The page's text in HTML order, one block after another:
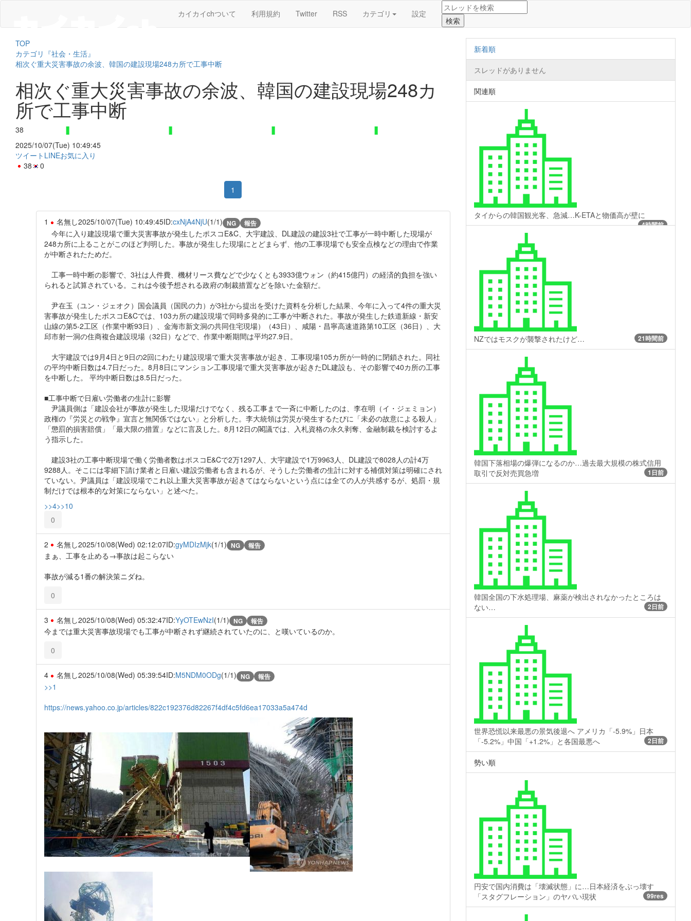
カイカイchついて 利用規約 Twitter RSS カテゴリ 設定
TOP
カテゴリ『社会・生活』
相次ぐ重大災害事故の余波、韓国の建設現場248カ所で工事中断
相次ぐ重大災害事故の余波、韓国の建設現場248カ
所で工事中断
38
2025/10/07(Tue) 10:49:45
ツイート LINEお気に入り
38
0
1
1 名無し2025/10/07(Tue) 10:49:45ID:cxNjA4NjU(1/1) NG 報告
今年に入り建設現場で重大災害事故が発生したポスコE&C、大宇建設、DL建設の建設3社で工事が一時中断した現場が
248カ所に上ることがこのほど判明した。事故が発生した現場にとどまらず、他の工事現場でも安全点検などの理由で作業
が中断されたためだ。
工事一時中断の影響で、3社は人件費、機材リース費などで少なくとも3933億ウォン（約415億円）の経済的負担を強い
られると試算されている。これは今後予想される政府の制裁措置などを除いた金額だ。
尹在玉（ユン・ジェオク）国会議員（国民の力）が3社から提出を受けた資料を分析した結果、今年に入って4件の重大災
害事故が発生したポスコE&Cでは、103カ所の建設現場で同時多発的に工事が中断された。事故が発生した鉄道新線・新安
山線の第5-2工区（作業中断93日）、金海市新文洞の共同住宅現場）（43日）、咸陽・昌寧高速道路第10工区（36日）、大
邱市射一洞の住商複合建設現場（32日）などで、作業中断期間は平均27.9日。
大宇建設では9月4日と9日の2回にわたり建設現場で重大災害事故が起き、工事現場105カ所が一時的に閉鎖された。同社
の平均中断日数は4.7日だった。8月8日にマンション工事現場で重大災害事故が起きたDL建設も、その影響で40カ所の工事
を中断した。 平均中断日数は8.5日だった。
■工事中断で日雇い労働者の生計に影響
尹議員側は「建設会社が事故が発生した現場だけでなく、残る工事まで一斉に中断したのは、李在明（イ・ジェミョン）
政権の『労災との戦争』宣言と無関係ではない」と分析した。李大統領は労災が発生するたびに「未必の故意による殺人」
「懲罰的損害賠償」「最大限の措置」などに言及した。8月12日の閣議では、入札資格の永久剥奪、金融制裁を検討するよ
う指示した。
建設3社の工事中断現場で働く労働者数はポスコE&Cで2万1297人、大宇建設で1万9963人、DL建設で8028人の計4万
9288人。そこには零細下請け業者と日雇い建設労働者も含まれるが、そうした労働者の生計に対する補償対策は明確にされ
ていない。尹議員は「建設現場でこれ以上重大災害事故が起きてはならないという点には全ての人が共感するが、処罰・規
制だけでは根本的な対策にならない」と述べた。
>>4>>10
0
2 名無し2025/10/08(Wed) 02:12:07ID:gyMDIzMjk(1/1) NG 報告
まぁ、工事を止める→事故は起こらない
事故が減る1番の解決策ニダね。
0
3 名無し2025/10/08(Wed) 05:32:47ID:YyOTEwNzI(1/1) NG 報告
今までは重大災害事故現場でも工事が中断されず継続されていたのに、と嘆いているのか。
0
4 名無し2025/10/08(Wed) 05:39:54ID:M5NDM0ODg(1/1) NG 報告
>>1
https://news.yahoo.co.jp/articles/822c192376d82267f4df4c5fd6ea17033a5a474d
新着順
スレッドがありません
関連順
タイからの韓国観光客、急減…K-ETAと物価高が壁に
4時間前
NZではモスクが襲撃されたけど… 21時間前
韓国下落相場の爆弾になるのか…過去最大規模の株式信用
取引で反対売買急増
1日前
韓国全国の下水処理場、麻薬が検出されなかったところは
ない…
2日前
世界恐慌以来最悪の景気後退へ アメリカ「-5.9%」日本
「-5.2%」中国「+1.2%」と各国最悪へ
2日前
勢い順
円安で国内消費は「壊滅状態」に…日本経済をぶっ壊す
「スタグフレーション」のヤバい現状
99res